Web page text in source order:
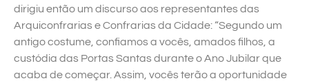
dirigiu então um discurso aos representantes das
Arquiconfrarias e Confrarias da Cidade: “Segundo um
antigo costume, confiamos a vocês, amados filhos, a
custódia das Portas Santas durante o Ano Jubilar que
acaba de começar. Assim, vocês terão a oportunidade